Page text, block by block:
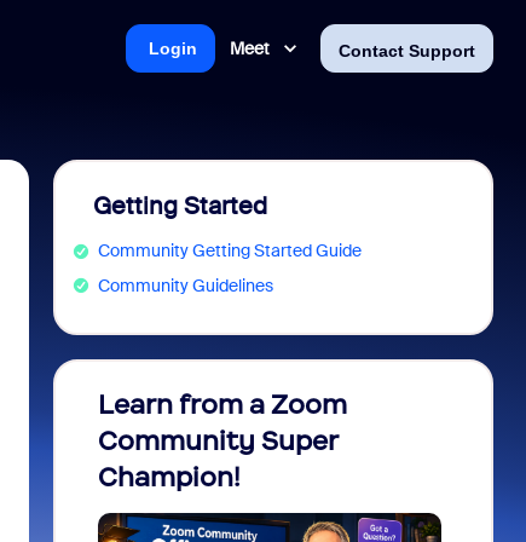
Meet Contact Support
Login
Getting Started
Community Getting Started Guide
Community Guidelines
Learn from a Zoom
Community Super
Champion!